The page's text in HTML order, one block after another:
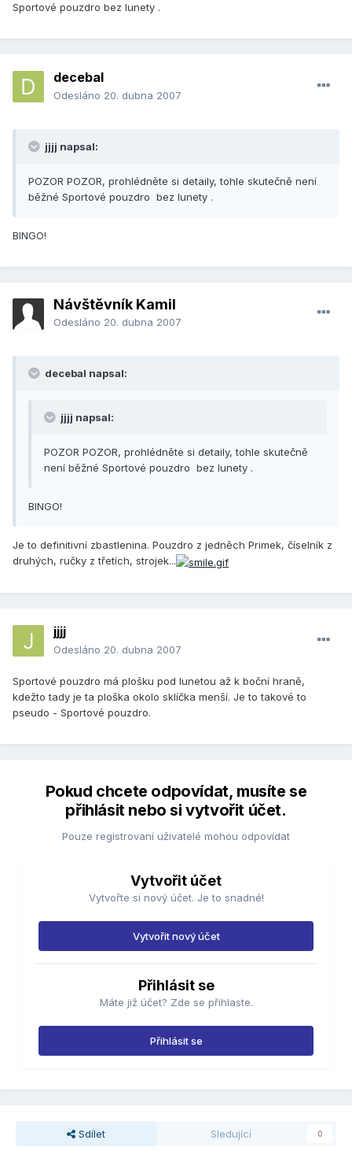
Sportové pouzdro bez lunety .
decebal
Odesláno 20. dubna 2007
jjjj napsal:
POZOR POZOR, prohlédněte si detaily, tohle skutečně není
běžné Sportové pouzdro bez lunety .
BINGO!
Návštěvník Kamil
Odesláno 20. dubna 2007
decebal napsal:
jjjj napsal:
POZOR POZOR, prohlédněte si detaily, tohle skutečně
není běžné Sportové pouzdro bez lunety .
BINGO!
Je to definitivní zbastlenina. Pouzdro z jedněch Primek, číselník z
druhých, ručky z třetích, strojek...
jjjj
Odesláno 20. dubna 2007
Sportové pouzdro má plošku pod lunetou až k boční hraně,
kdežto tady je ta ploška okolo sklíčka menší. Je to takové to
pseudo - Sportové pouzdro.
Pokud chcete odpovídat, musíte se
přihlásit nebo si vytvořit účet.
Pouze registrovaní uživatelé mohou odpovídat
Vytvořit účet
Vytvořte si nový účet. Je to snadné!
Vytvořit nový účet
Přihlásit se
Máte již účet? Zde se přihlaste.
Přihlásit se
Sdílet Sledující 0